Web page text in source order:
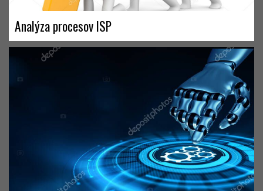
Analýza procesov ISP